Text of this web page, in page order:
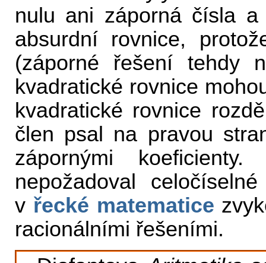
nulu ani záporná čísla
absurdní rovnice,
(záporné řešení tehdy
kvadratické rovnice
kvadratické rovnice
člen psal na pravou
zápornými
nepožadoval
v řecké matematice
racionálními řešeními.